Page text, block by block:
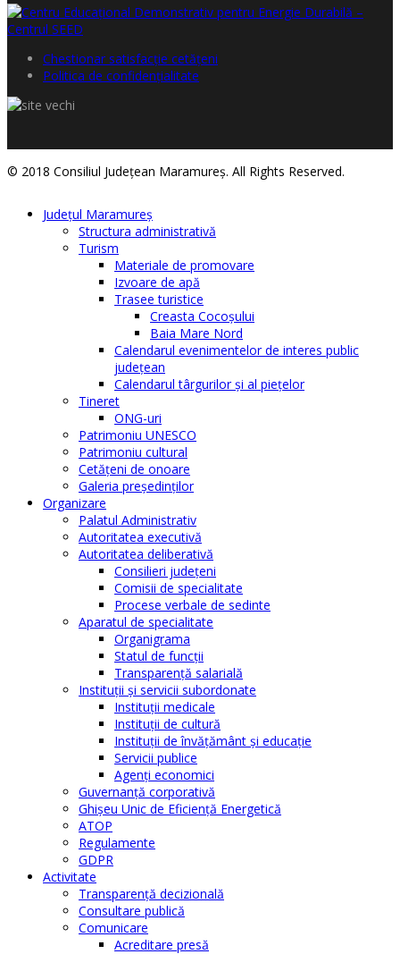
Chestionar satisfacţie cetăţeni
Politica de confidențialitate
© 2018 Consiliul Judeţean Maramureş. All Rights Reserved.
Judeţul Maramureş
Structura administrativă
Turism
Materiale de promovare
Izvoare de apă
Trasee turistice
Creasta Cocoșului
Baia Mare Nord
Calendarul evenimentelor de interes public
judeţean
Calendarul târgurilor şi al pieţelor
Tineret
ONG-uri
Patrimoniu UNESCO
Patrimoniu cultural
Cetăţeni de onoare
Galeria președinților
Organizare
Palatul Administrativ
Autoritatea executivă
Autoritatea deliberativă
Consilieri judeţeni
Comisii de specialitate
Procese verbale de sedinte
Aparatul de specialitate
Organigrama
Statul de funcții
Transparență salarială
Instituţii şi servicii subordonate
Instituţii medicale
Instituţii de cultură
Instituţii de învăţământ şi educaţie
Servicii publice
Agenţi economici
Guvernanță corporativă
Ghişeu Unic de Eficienţă Energetică
ATOP
Regulamente
GDPR
Activitate
Transparenţă decizională
Consultare publică
Comunicare
Acreditare presă